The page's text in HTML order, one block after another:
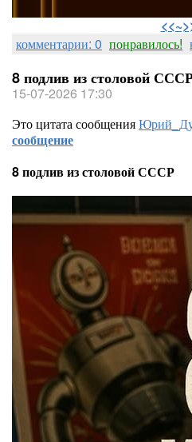
комментарии: 0 понравилось!
8 подлив из столовой
15-07-2026 17:30
Это цитата сообщения
сообщение
8 подлив из столовой СССР